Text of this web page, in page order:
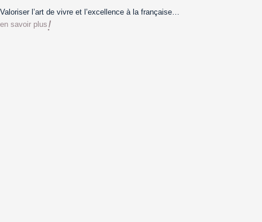
Valoriser l’art de vivre et l’excellence à la française…
en savoir plus